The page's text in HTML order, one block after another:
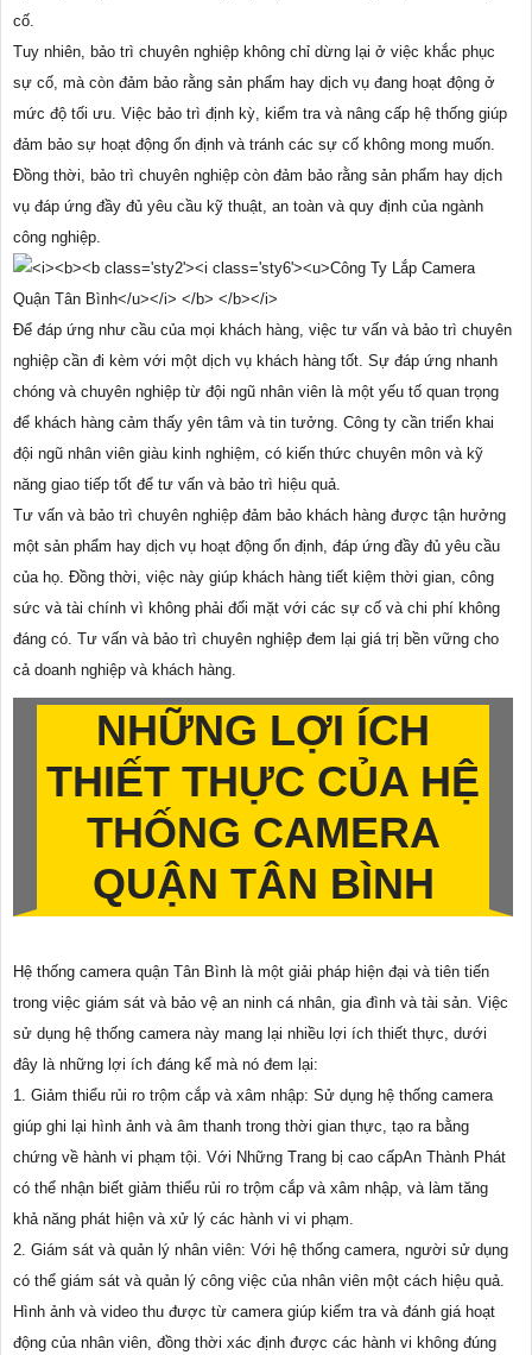
cố.
Tuy nhiên, bảo trì chuyên nghiệp không chỉ dừng lại ở việc khắc phục
sự cố, mà còn đảm bảo rằng sản phẩm hay dịch vụ đang hoạt động ở
mức độ tối ưu. Việc bảo trì định kỳ, kiểm tra và nâng cấp hệ thống giúp
đảm bảo sự hoạt động ổn định và tránh các sự cố không mong muốn.
Đồng thời, bảo trì chuyên nghiệp còn đảm bảo rằng sản phẩm hay dịch
vụ đáp ứng đầy đủ yêu cầu kỹ thuật, an toàn và quy định của ngành
công nghiệp.
Để đáp ứng như cầu của mọi khách hàng, việc tư vấn và bảo trì chuyên
nghiệp cần đi kèm với một dịch vụ khách hàng tốt. Sự đáp ứng nhanh
chóng và chuyên nghiệp từ đội ngũ nhân viên là một yếu tố quan trọng
để khách hàng cảm thấy yên tâm và tin tưởng. Công ty cần triển khai
đội ngũ nhân viên giàu kinh nghiệm, có kiến thức chuyên môn và kỹ
năng giao tiếp tốt để tư vấn và bảo trì hiệu quả.
Tư vấn và bảo trì chuyên nghiệp đảm bảo khách hàng được tận hưởng
một sản phẩm hay dịch vụ hoạt động ổn định, đáp ứng đầy đủ yêu cầu
của họ. Đồng thời, việc này giúp khách hàng tiết kiệm thời gian, công
sức và tài chính vì không phải đối mặt với các sự cố và chi phí không
đáng có. Tư vấn và bảo trì chuyên nghiệp đem lại giá trị bền vững cho
cả doanh nghiệp và khách hàng.
NHỮNG LỢI ÍCH
THIẾT THỰC CỦA HỆ
THỐNG CAMERA
QUẬN TÂN BÌNH
Hệ thống camera quận Tân Bình là một giải pháp hiện đại và tiên tiến
trong việc giám sát và bảo vệ an ninh cá nhân, gia đình và tài sản. Việc
sử dụng hệ thống camera này mang lại nhiều lợi ích thiết thực, dưới
đây là những lợi ích đáng kể mà nó đem lại:
1. Giảm thiểu rủi ro trộm cắp và xâm nhập: Sử dụng hệ thống camera
giúp ghi lại hình ảnh và âm thanh trong thời gian thực, tạo ra bằng
chứng về hành vi phạm tội. Với Những Trang bị cao cấpAn Thành Phát
có thể nhận biết giảm thiểu rủi ro trộm cắp và xâm nhập, và làm tăng
khả năng phát hiện và xử lý các hành vi vi phạm.
2. Giám sát và quản lý nhân viên: Với hệ thống camera, người sử dụng
có thể giám sát và quản lý công việc của nhân viên một cách hiệu quả.
Hình ảnh và video thu được từ camera giúp kiểm tra và đánh giá hoạt
động của nhân viên, đồng thời xác định được các hành vi không đúng